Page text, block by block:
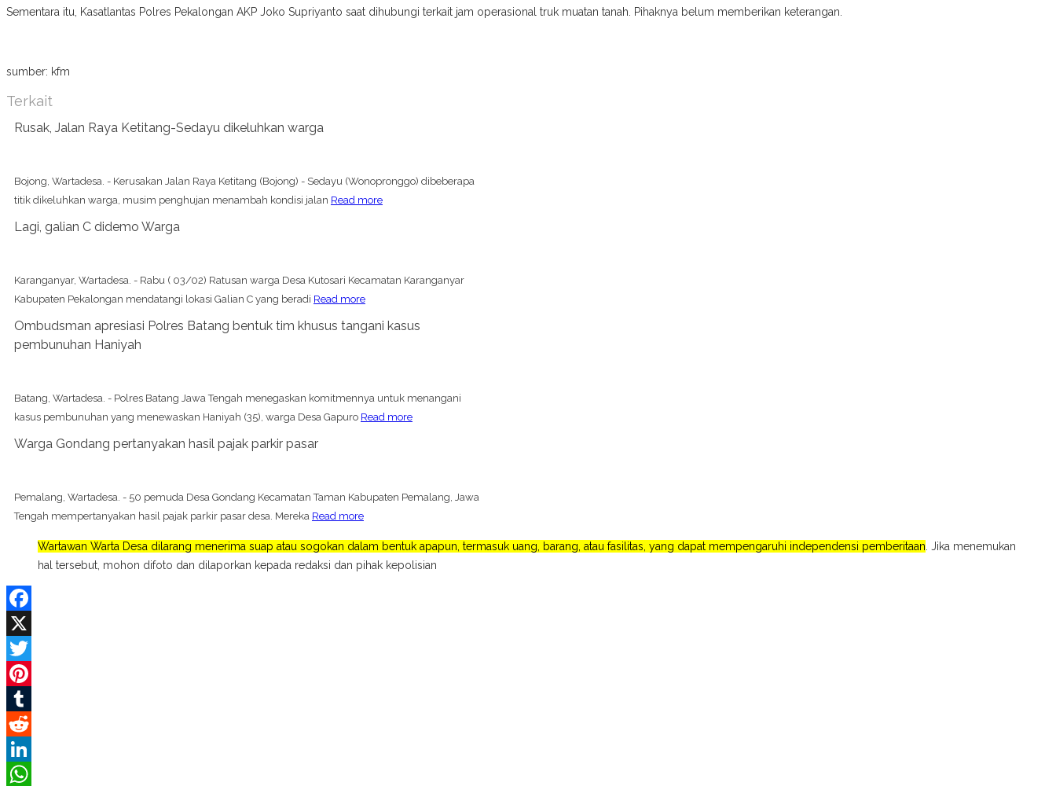
Sementara itu, Kasatlantas Polres Pekalongan AKP Joko Supriyanto saat dihubungi terkait jam operasional truk muatan tanah. Pihaknya belum memberikan keterangan.
sumber: kfm
Terkait
Rusak, Jalan Raya Ketitang-Sedayu dikeluhkan warga
Bojong, Wartadesa. - Kerusakan Jalan Raya Ketitang (Bojong) - Sedayu (Wonopronggo) dibeberapa
titik dikeluhkan warga, musim penghujan menambah kondisi jalan Read more
Lagi, galian C didemo Warga
Karanganyar, Wartadesa. - Rabu ( 03/02) Ratusan warga Desa Kutosari Kecamatan Karanganyar
Kabupaten Pekalongan mendatangi lokasi Galian C yang beradi Read more
Ombudsman apresiasi Polres Batang bentuk tim khusus tangani kasus
pembunuhan Haniyah
Batang, Wartadesa. - Polres Batang Jawa Tengah menegaskan komitmennya untuk menangani
kasus pembunuhan yang menewaskan Haniyah (35), warga Desa Gapuro Read more
Warga Gondang pertanyakan hasil pajak parkir pasar
Pemalang, Wartadesa. - 50 pemuda Desa Gondang Kecamatan Taman Kabupaten Pemalang, Jawa
Tengah mempertanyakan hasil pajak parkir pasar desa. Mereka Read more
Wartawan Warta Desa dilarang menerima suap atau sogokan dalam bentuk apapun, termasuk uang, barang, atau fasilitas, yang dapat mempengaruhi independensi pemberitaan . Jika menemukan
hal tersebut, mohon difoto dan dilaporkan kepada redaksi dan pihak kepolisian
Facebook
X
Twitter
Pinterest
Tumblr
Reddit
LinkedIn